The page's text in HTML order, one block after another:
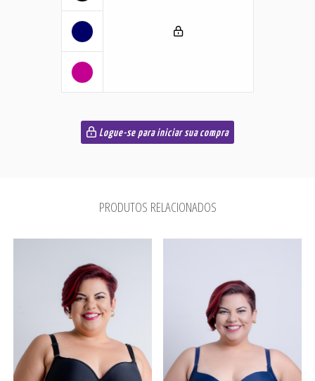
Logue-se para iniciar sua compra
PRODUTOS RELACIONADOS